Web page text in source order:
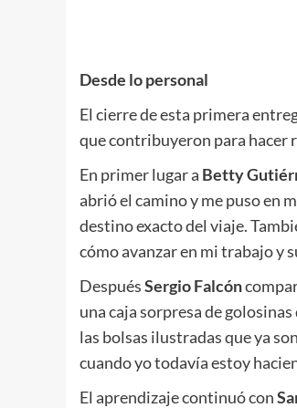
Desde lo personal
El cierre de esta primera
que contribuyeron para hacer
En primer lugar a Betty
abrió el camino y me puso en
destino exacto del viaje.
cómo avanzar en mi trabajo y
DespuésSergio Falcón
una caja sorpresa de
las bolsas ilustradas que ya
cuando yo todavía estoy
El aprendizaje continuó con